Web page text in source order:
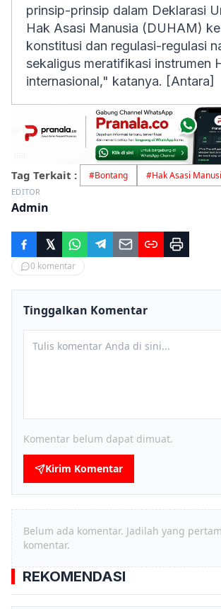
prinsip-prinsip dalam Deklarasi
Hak Asasi Manusia (DUHAM)
konstitusi dan regulasi-regulasi
sekaligus meratifikasi instrumen
internasional," katanya. [Antara]
Tag Terkait : #Bontang #Hak Asasi
EDITOR
Admin
0 komentar
Tinggalkan Komentar
Komentar belum dapat dimuat.
Kirim Komentar
Belum ada komentar. Jadilah yang
komentar.
REKOMENDASI